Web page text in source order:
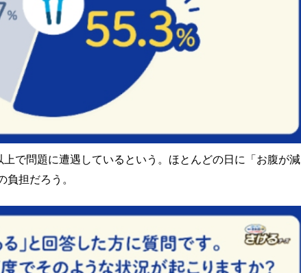
で問題に遭遇しているという。ほとんどの日に「お腹が減
担だろう。